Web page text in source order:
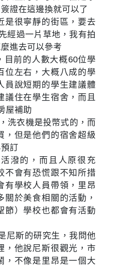
證在這邊換就可以了
是很寧靜的街區，要去
經過一片草地，我有拍
進去可以參考
目前的人數大概60位學
位左右，大概八成的學
員說短期的學生建議體
議住在學生宿舍，而且
屋補助
洗衣機是投幣式的，而
，但是他們的宿舍超級
訂
潑的，而且人原很充
不會有恐慌跟不知所措
有學校人員帶領，里昂
於美食相關的活動，
節）學校也都會有活動
尼斯的研究生，我問他
，他說尼斯很觀光，市
，不像是里昂是一個大